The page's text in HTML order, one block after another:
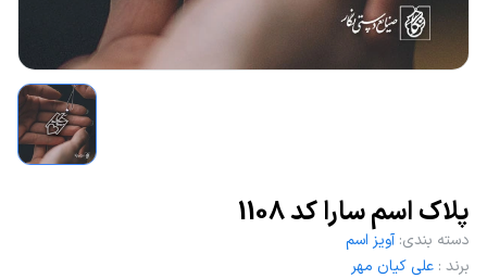
پلاک اسم سارا کد 1108
دسته بندی: آویز اسم
برند : علی کیان مهر